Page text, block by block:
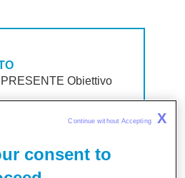
Obiettivo
digitale
consent to
Continue without Accepting X